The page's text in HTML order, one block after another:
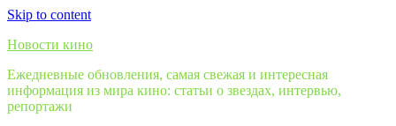
Skip to content
Новости кино
Ежедневные обновления, самая свежая и интересная
информация из мира кино: статьи о звездах, интервью,
репортажи